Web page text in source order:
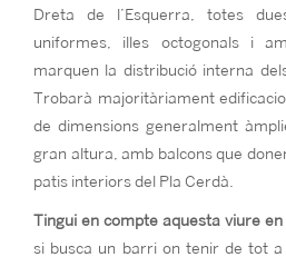
Dreta de l’Esquerra, totes
uniformes, illes octogonals i
marquen la distribució interna
Trobarà majoritàriament
de dimensions generalment
gran altura, amb balcons que
patis interiors del Pla Cerdà.
Tingui en compte aquesta viure en
si busca un barri on tenir de tot a